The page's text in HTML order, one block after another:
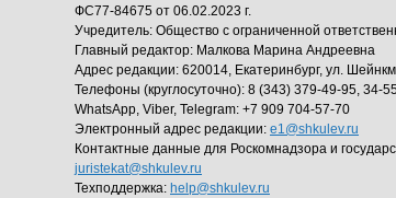
ФС77-84675 от 06.02.2023 г.
Учредитель: Общество с ограниченной
Главный редактор: Малкова Марина Андреевна
Адрес редакции: 620014, Екатеринбург, ул.
Телефоны (круглосуточно): 8 (343) 379-49-95, 34-
WhatsApp, Viber, Telegram: +7 909 704-57-70
Электронный адрес редакции: e1@shkulev.ru
Контактные данные для Роскомнадзора и
juristekat@shkulev.ru
Техподдержка: help@shkulev.ru